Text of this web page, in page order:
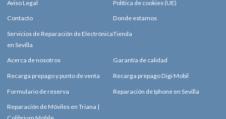
Aviso Legal Política de cookies (UE)
Contacto Donde estamos
Servicios de Reparación de Electrónica
en Sevilla
Tienda
Acerca de nosotros Garantía de calidad
Recarga prepago y punto de venta Recarga prepago Digi Mobil
Formulario de reserva Reparación de Iphone en Sevilla
Reparación de Móviles en Triana |